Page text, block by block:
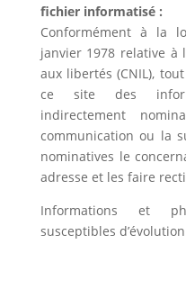
fichier informatisé :
Conformément à la
janvier 1978 relative à
aux libertés (CNIL),
ce site des
indirectement
communication ou la
nominatives le
adresse et les faire
Informations et
susceptibles